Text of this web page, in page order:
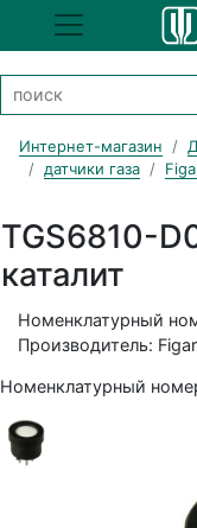
Интернет-магазин
датчики газа
TGS6810-
каталит
Номенклатурный
Производитель:
Номенклатурный